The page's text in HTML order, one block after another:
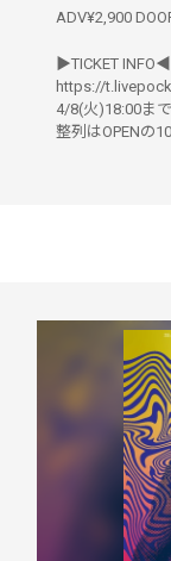
ADV¥2,900
▶︎TICKET
https://
4/8(火)18:00ま
整列はOPENの